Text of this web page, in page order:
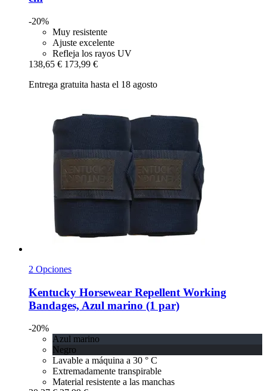
-20%
Muy resistente
Ajuste excelente
Refleja los rayos UV
138,65 € 173,99 €
Entrega gratuita hasta el 18 agosto
2 Opciones
Kentucky Horsewear Repellent Working
Bandages, Azul marino (1 par)
-20%
Azul marino
Negro
Lavable a máquina a 30 ° C
Extremadamente transpirable
Material resistente a las manchas